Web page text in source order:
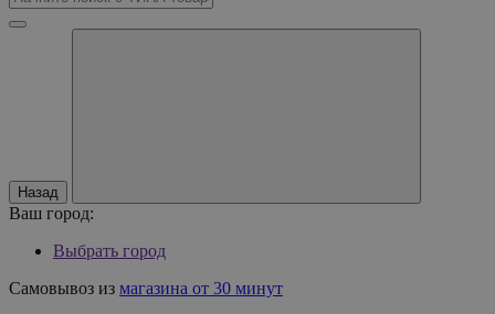
Назад
Ваш город:
Выбрать город
Самовывоз из магазина от 30 минут